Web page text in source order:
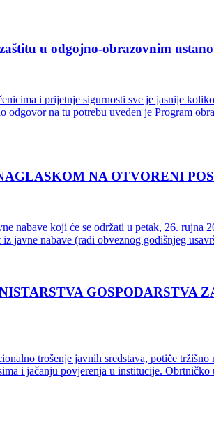
u odgojno-obrazovnim
i prijetnje sigurnosti sve je jasnije
na tu potrebu uveden je Program
NA OTVORENI
nabave koji će se održati u petak, 26. rujna
javne nabave (radi obveznog godišnjeg
GOSPODARSTVA
trošenje javnih sredstava, potiče
i jačanju povjerenja u institucije.